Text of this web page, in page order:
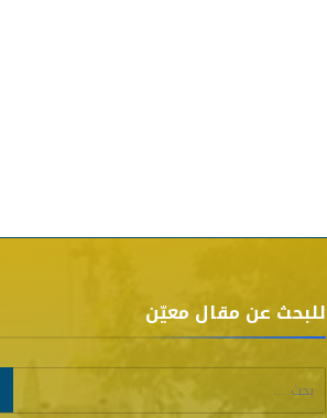
للبحث عن مقال معيّن
البحث عن: